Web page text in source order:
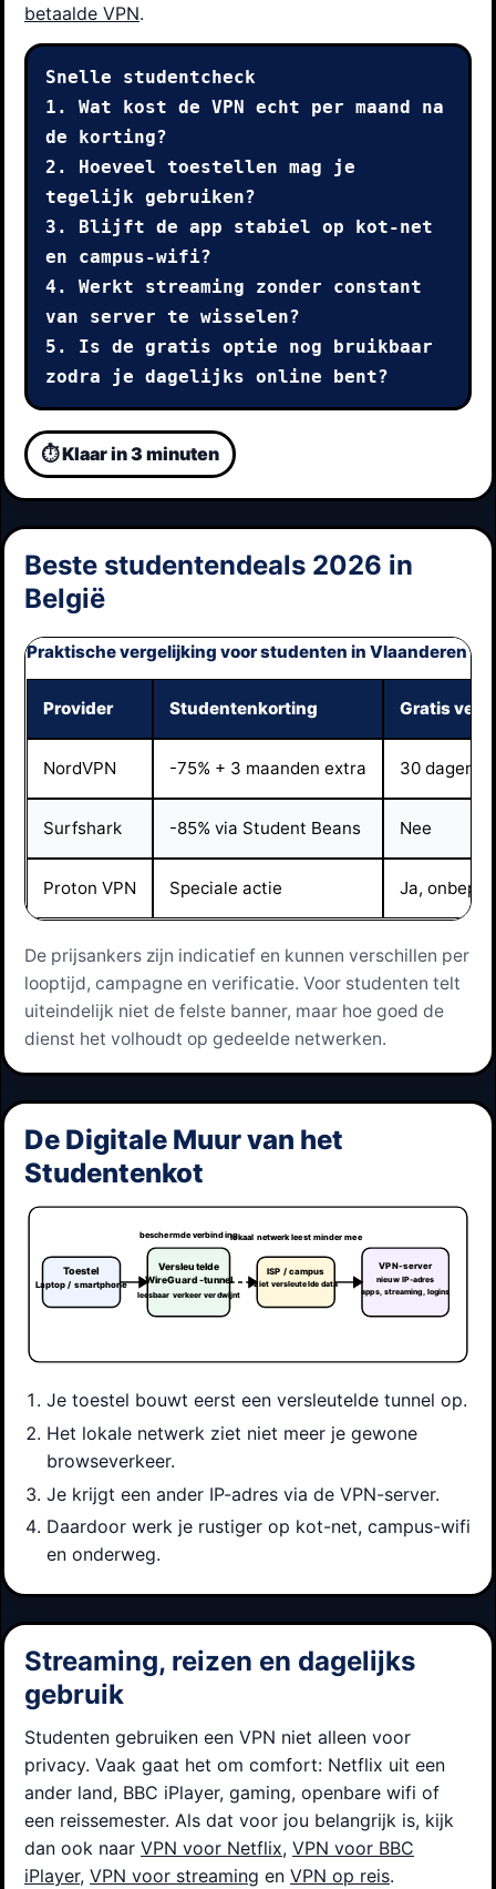
betaalde VPN.
Snelle studentcheck
1. Wat kost de VPN echt per maand na
de korting?
2. Hoeveel toestellen mag je
tegelijk gebruiken?
3. Blijft de app stabiel op kot-net
en campus-wifi?
4. Werkt streaming zonder constant
van server te wisselen?
5. Is de gratis optie nog bruikbaar
zodra je dagelijks online bent?
⏱ Klaar in 3 minuten
Beste studentendeals 2026 in
België
Praktische vergelijking voor studenten in Vlaanderen
Provider Studentenkorting Gratis
NordVPN -75% + 3 maanden extra 30 dagen
Surfshark -85% via Student Beans Nee
Proton VPN Speciale actie Ja,
De prijsankers zijn indicatief en kunnen verschillen per
looptijd, campagne en verificatie. Voor studenten telt
uiteindelijk niet de felste banner, maar hoe goed de
dienst het volhoudt op gedeelde netwerken.
De Digitale Muur van het
Studentenkot
Toestel
Laptop / smartphone
Versleutelde
WireGuard-tunnel
leesbaar verkeer verdwijnt
ISP / campus
ziet versleutelde data
VPN-server
nieuw IP-adres
apps, streaming, logins
beschermde verbindinglokaal netwerk leest minder mee
Je toestel bouwt eerst een versleutelde tunnel op.
Het lokale netwerk ziet niet meer je gewone
browseverkeer.
Je krijgt een ander IP-adres via de VPN-server.
Daardoor werk je rustiger op kot-net, campus-wifi
en onderweg.
Streaming, reizen en dagelijks
gebruik
Studenten gebruiken een VPN niet alleen voor
privacy. Vaak gaat het om comfort: Netflix uit een
ander land, BBC iPlayer, gaming, openbare wifi of
een reissemester. Als dat voor jou belangrijk is, kijk
dan ook naar VPN voor Netflix, VPN voor BBC
iPlayer, VPN voor streaming en VPN op reis.